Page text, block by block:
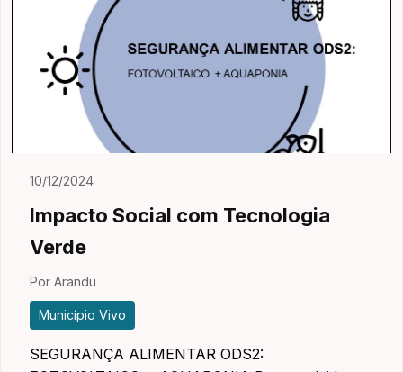
10/12/2024
Impacto Social com Tecnologia
Verde
Por Arandu
Município Vivo
SEGURANÇA ALIMENTAR ODS2: